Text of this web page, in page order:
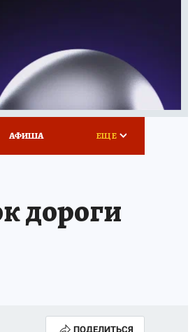
АФИША ЕЩЕ
дороги
ПОДЕЛИТЬСЯ